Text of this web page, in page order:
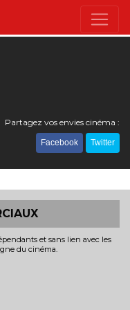
Partagez vos envies cinéma :
Facebook Twitter
et sans lien avec les
du cinéma.